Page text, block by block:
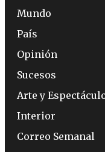
Mundo
País
Opinión
Sucesos
Arte y
Interior
Correo Semanal